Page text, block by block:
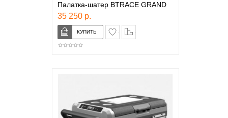
Палатка-шатер BTRACE GRAND
35 250 р.
в закладки